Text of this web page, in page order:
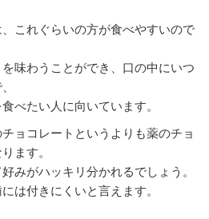
これぐらいの方が食べやすいので
味わうことができ、口の中にいつ
べたい人に向いています。
ョコレートというよりも薬のチョ
ます。
みがハッキリ分かれるでしょう。
は付きにくいと言えます。